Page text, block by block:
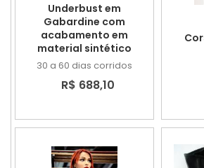
Underbust em
Gabardine com
acabamento em
material sintético
30 a 60 dias corridos
R$ 688,10